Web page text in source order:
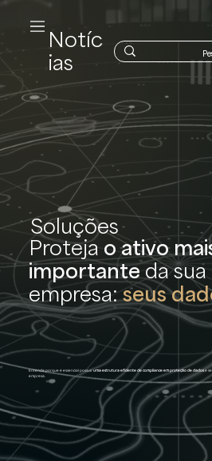
Notíc
ias
Soluções
Proteja o ativo
importanteda sua
empresa:seus
Entenda porque é essencial possuiruma estrutura eficiente de compliance em proteção de dadose
empresa.